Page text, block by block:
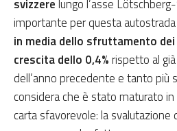
svizzerelungo l’asse
importante per questa
in media dello sfruttamento
crescita dello 0,4%rispetto al
dell’anno precedente e tanto più
considera che è stato maturato
carta sfavorevole: la svalutazione